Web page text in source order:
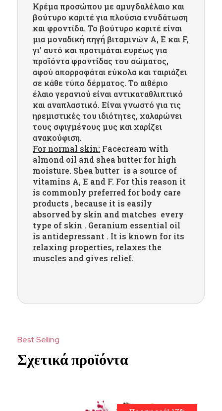
Κρέμα προσώπου με αμυγδαλέλαιο και
βούτυρο καριτέ για πλούσια ενυδάτωση
και φροντίδα. Το βούτυρο καριτέ είναι
μια μοναδική πηγή βιταμινών Α, Ε και F,
γι’ αυτό και προτιμάται ευρέως για
προϊόντα φροντίδας του σώματος,
αφού απορροφάται εύκολα και ταιριάζει
σε κάθε τύπο δέρματος. Το αιθέριο
έλαιο γερανιού είναι αντικαταθλιπτικό
και αναπλαστικό. Είναι γνωστό για τις
ηρεμιστικές του ιδιότητες, χαλαρώνει
τους σφιγμένους μυς και χαρίζει
ανακούφιση.
For normal skin: Facecream with
almond oil and shea butter for high
moisture. Shea butter is a source of
vitamins A, E and F. For this reason it
is commonly preferred for body care
products , because it is easily
absorved by skin and matches every
type of skin . Geranium essential oil
is antidepressant . It is known for its
relaxing properties, relaxes the
muscles and gives relief.
Σχετικά προϊόντα